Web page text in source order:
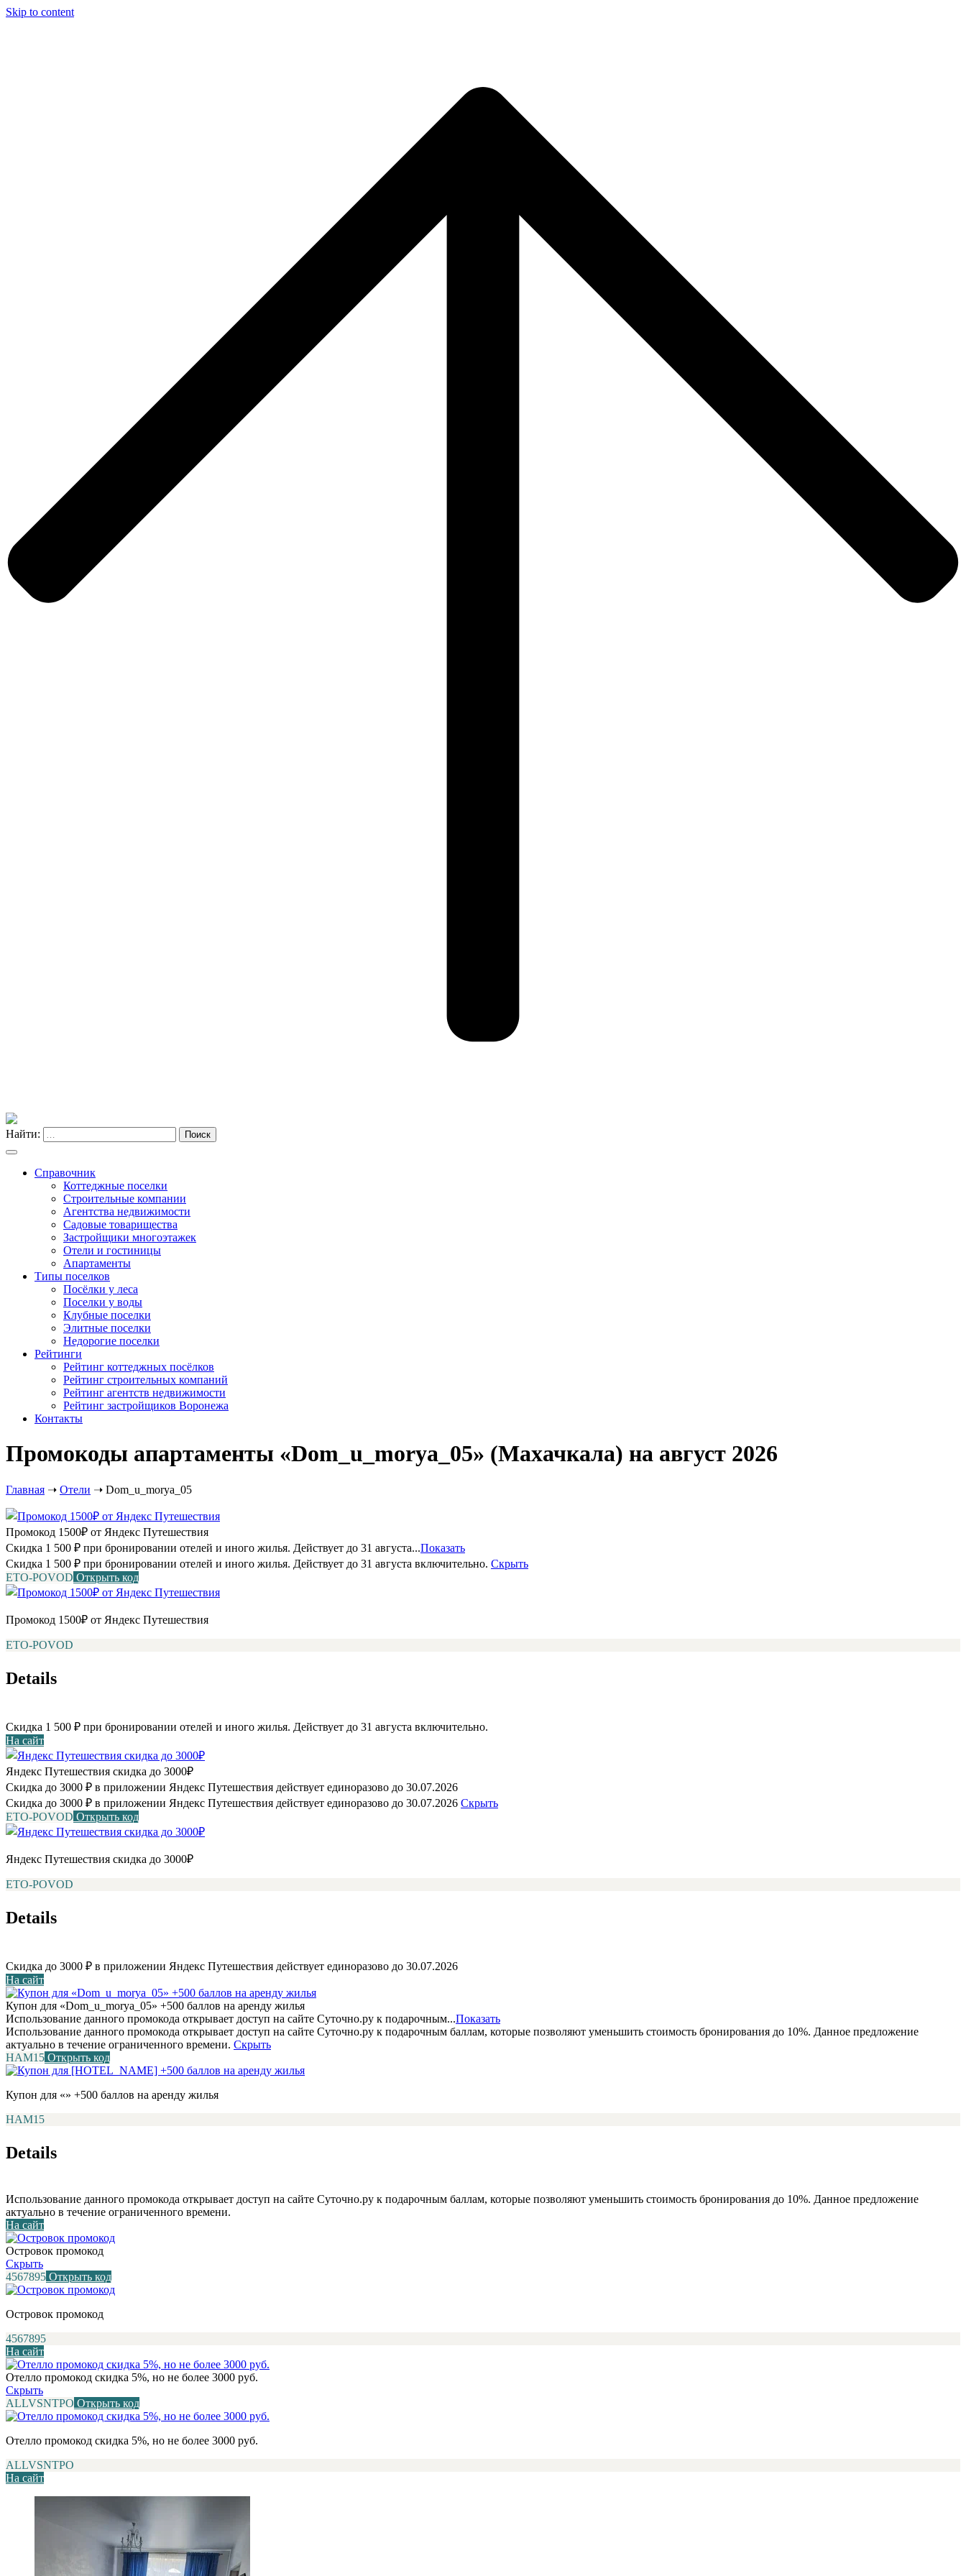
Skip to content
Найти: Поиск
Справочник
Коттеджные поселки
Строительные компании
Агентства недвижимости
Садовые товарищества
Застройщики многоэтажек
Отели и гостиницы
Апартаменты
Типы поселков
Посёлки у леса
Поселки у воды
Клубные поселки
Элитные поселки
Недорогие поселки
Рейтинги
Рейтинг коттеджных посёлков
Рейтинг строительных компаний
Рейтинг агентств недвижимости
Рейтинг застройщиков Воронежа
Контакты
Промокоды апартаменты «Dom_u_morya_05» (Махачкала) на август 2026
Главная ➝ Отели ➝ Dom_u_morya_05
Промокод 1500₽ от Яндекс Путешествия
Скидка 1 500 ₽ при бронировании отелей и иного жилья. Действует до 31 августа...Показать
Скидка 1 500 ₽ при бронировании отелей и иного жилья. Действует до 31 августа включительно. Скрыть
ETO-POVOD Открыть код
Промокод 1500₽ от Яндекс Путешествия
ETO-POVOD
Details
Скидка 1 500 ₽ при бронировании отелей и иного жилья. Действует до 31 августа включительно.
На сайт
Яндекс Путешествия скидка до 3000₽
Скидка до 3000 ₽ в приложении Яндекс Путешествия действует единоразово до 30.07.2026
Скидка до 3000 ₽ в приложении Яндекс Путешествия действует единоразово до 30.07.2026 Скрыть
ETO-POVOD Открыть код
Яндекс Путешествия скидка до 3000₽
ETO-POVOD
Details
Скидка до 3000 ₽ в приложении Яндекс Путешествия действует единоразово до 30.07.2026
На сайт
Купон для «Dom_u_morya_05» +500 баллов на аренду жилья
Использование данного промокода открывает доступ на сайте Суточно.ру к подарочным...Показать
Использование данного промокода открывает доступ на сайте Суточно.ру к подарочным баллам, которые позволяют уменьшить стоимость бронирования до 10%. Данное предложение
актуально в течение ограниченного времени. Скрыть
НАМ15 Открыть код
Купон для «» +500 баллов на аренду жилья
НАМ15
Details
Использование данного промокода открывает доступ на сайте Суточно.ру к подарочным баллам, которые позволяют уменьшить стоимость бронирования до 10%. Данное предложение
актуально в течение ограниченного времени.
На сайт
Островок промокод
Скрыть
4567895 Открыть код
Островок промокод
4567895
На сайт
Отелло промокод скидка 5%, но не более 3000 руб.
Скрыть
ALLVSNTPO Открыть код
Отелло промокод скидка 5%, но не более 3000 руб.
ALLVSNTPO
На сайт